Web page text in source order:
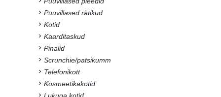
Puuvillased rätikud
Kotid
Kaarditaskud
Pinalid
Scrunchie/patsikumm
Telefonikott
Kosmeetikakotid